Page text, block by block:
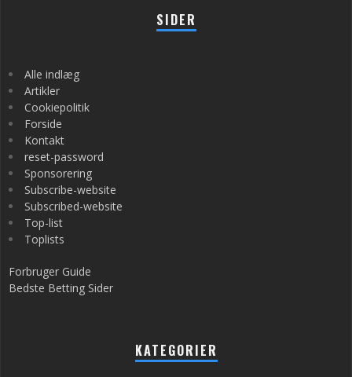
SIDER
Alle indlæg
Artikler
Cookiepolitik
Forside
Kontakt
reset-password
Sponsorering
Subscribe-website
Subscribed-website
Top-list
Toplists
Forbruger Guide
Bedste Betting Sider
KATEGORIER